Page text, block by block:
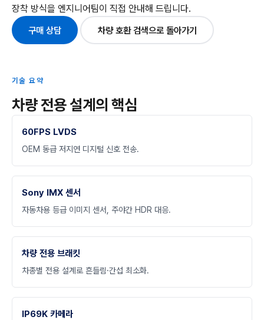
장착 방식을 엔지니어팀이 직접 안내해 드립니다.
구매 상담
차량 호환 검색으로 돌아가기
기술 요약
차량 전용 설계의 핵심
60FPS LVDS
OEM 동급 저지연 디지털 신호 전송.
Sony IMX 센서
자동차용 등급 이미지 센서, 주야간 HDR 대응.
차량 전용 브래킷
차종별 전용 설계로 흔들림·간섭 최소화.
IP69K 카메라